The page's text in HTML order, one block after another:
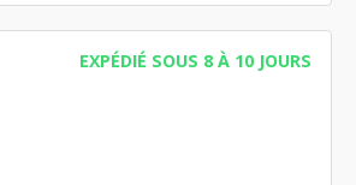
EXPÉDIÉ SOUS 8 À 10 JOURS